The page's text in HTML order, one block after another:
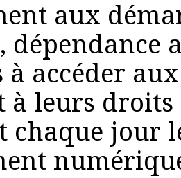
aux
dépendance
accéder
à leurs
chaque jour